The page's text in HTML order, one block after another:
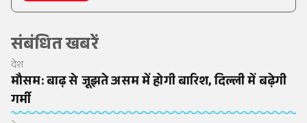
संबंधित खबरें
देश
मौसम: बाढ़ से जूझते असम में होगी बारिश, दिल्ली में बढ़ेगी
गर्मी